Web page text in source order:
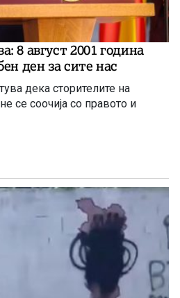
8 август 2001 година
ден за сите нас
дека сторителите на
се соочија со правото и